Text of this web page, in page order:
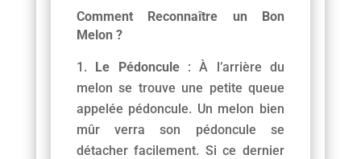
Comment Reconnaître un Bon
Melon ?
Le Pédoncule: À l’arrière du
melon se trouve une petite queue
appelée pédoncule. Un melon bien
mûr verra son pédoncule se
détacher facilement. Si ce dernier